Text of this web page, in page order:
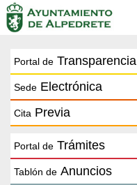
Portal de Transparencia
Sede Electrónica
Cita Previa
Portal de Trámites
Tablón de Anuncios